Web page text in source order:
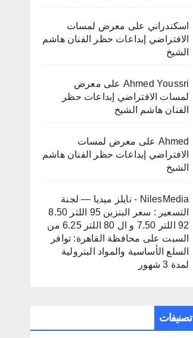
اسكندراني على معرض لمسات
الافتراضي إبداعات حظر الفنان هاشم
الشيخ
Ahmed Youssri على معرض
لمسات الافتراضي إبداعات حظر
الفنان هاشم الشيخ
Ahmed على معرض لمسات
الافتراضي إبداعات حظر الفنان هاشم
الشيخ
NilesMedia - نايلز ميديا — لجنة
التسعير : سعر البنزين 95 اللتر 8.50
92 اللتر 7.50 و ال 80 اللتر 6.25 من
السبت على محافظة القاهرة: توافر
السلع الأساسية والمواد البترولية
لمدة 3 شهور
تصنيفات